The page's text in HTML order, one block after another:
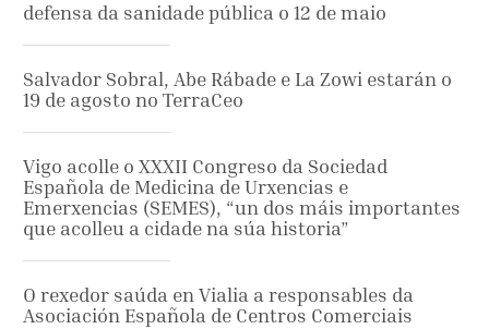
defensa da sanidade pública o 12 de maio
Salvador Sobral, Abe Rábade e La Zowi estarán o
19 de agosto no TerraCeo
Vigo acolle o XXXII Congreso da Sociedad
Española de Medicina de Urxencias e
Emerxencias (SEMES), “un dos máis importantes
que acolleu a cidade na súa historia”
O rexedor saúda en Vialia a responsables da
Asociación Española de Centros Comerciais